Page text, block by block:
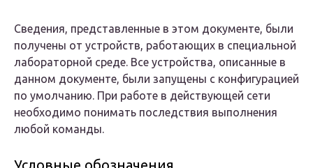
Сведения, представленные в этом документе, были
получены от устройств, работающих в специальной
лабораторной среде. Все устройства, описанные в
данном документе, были запущены с конфигурацией
по умолчанию. При работе в действующей сети
необходимо понимать последствия выполнения
любой команды.